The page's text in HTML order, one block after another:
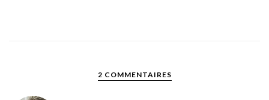
2 COMMENTAIRES